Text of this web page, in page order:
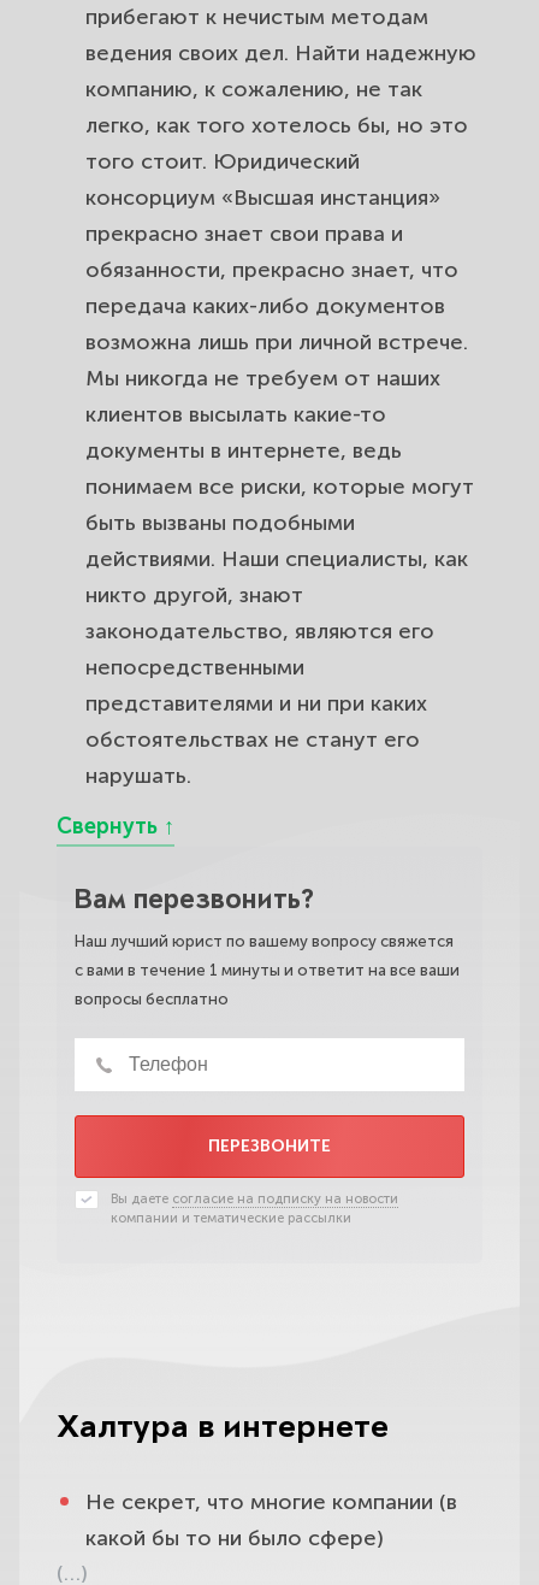
прибегают к нечистым методам
ведения своих дел. Найти надежную
компанию, к сожалению, не так
легко, как того хотелось бы, но это
того стоит. Юридический
консорциум «Высшая инстанция»
прекрасно знает свои права и
обязанности, прекрасно знает, что
передача каких-либо документов
возможна лишь при личной встрече.
Мы никогда не требуем от наших
клиентов высылать какие-то
документы в интернете, ведь
понимаем все риски, которые могут
быть вызваны подобными
действиями. Наши специалисты, как
никто другой, знают
законодательство, являются его
непосредственными
представителями и ни при каких
обстоятельствах не станут его
нарушать.
Вам перезвонить?
Наш лучший юрист по вашему вопросу свяжется
с вами в течение 1 минуты и ответит на все ваши
вопросы бесплатно
ПЕРЕЗВОНИТЕ
Вы даете согласие на подписку на новости
компании и тематические рассылки
Халтура в интернете
Не секрет, что многие компании (в
какой бы то ни было сфере)
расценивают свои услуги в
(…)